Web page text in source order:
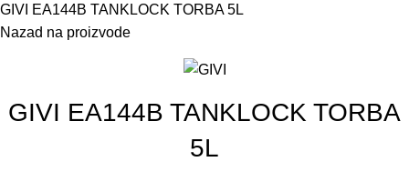
GIVI EA144B TANKLOCK TORBA 5L
Nazad na proizvode
GIVI EA144B TANKLOCK TORBA
5L